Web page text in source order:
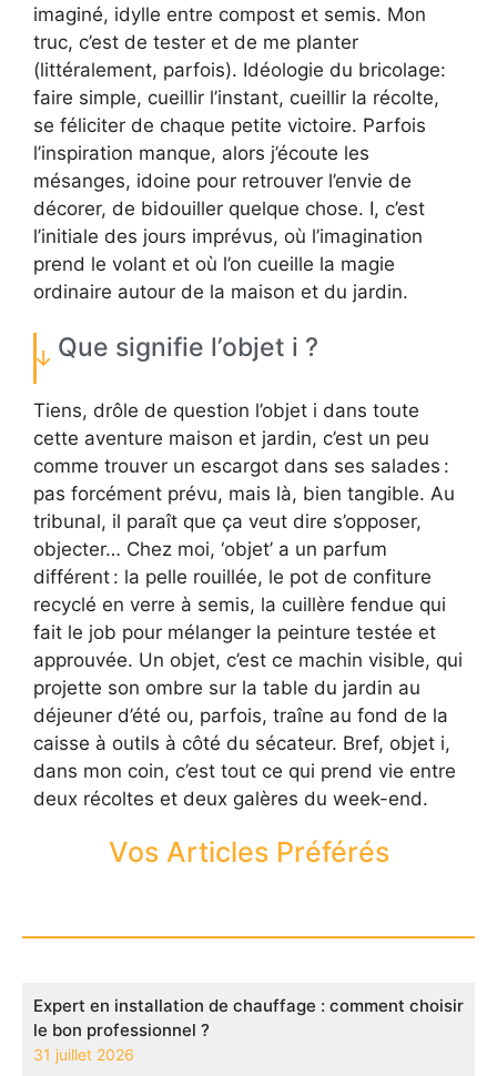
imaginé, idylle entre compost et semis. Mon
truc, c’est de tester et de me planter
(littéralement, parfois). Idéologie du bricolage:
faire simple, cueillir l’instant, cueillir la récolte,
se féliciter de chaque petite victoire. Parfois
l’inspiration manque, alors j’écoute les
mésanges, idoine pour retrouver l’envie de
décorer, de bidouiller quelque chose. I, c’est
l’initiale des jours imprévus, où l’imagination
prend le volant et où l’on cueille la magie
ordinaire autour de la maison et du jardin.
Que signifie l’objet i ?
Tiens, drôle de question l’objet i dans toute
cette aventure maison et jardin, c’est un peu
comme trouver un escargot dans ses salades :
pas forcément prévu, mais là, bien tangible. Au
tribunal, il paraît que ça veut dire s’opposer,
objecter… Chez moi, ‘objet’ a un parfum
différent : la pelle rouillée, le pot de confiture
recyclé en verre à semis, la cuillère fendue qui
fait le job pour mélanger la peinture testée et
approuvée. Un objet, c’est ce machin visible, qui
projette son ombre sur la table du jardin au
déjeuner d’été ou, parfois, traîne au fond de la
caisse à outils à côté du sécateur. Bref, objet i,
dans mon coin, c’est tout ce qui prend vie entre
deux récoltes et deux galères du week-end.
Vos Articles Préférés
Expert en installation de chauffage : comment choisir
le bon professionnel ?
31 juillet 2026